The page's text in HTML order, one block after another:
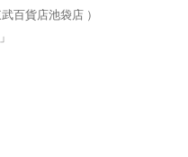
百貨店池袋店 ）